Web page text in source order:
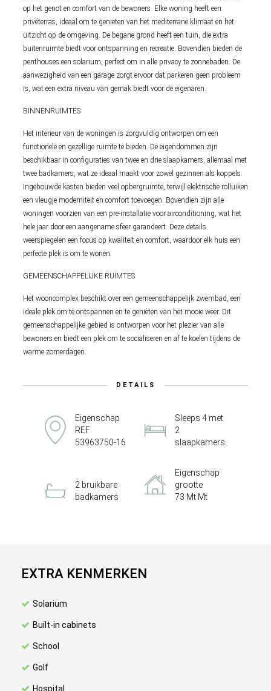
op het genot en comfort van de bewoners. Elke woning heeft een
privéterras, ideaal om te genieten van het mediterrane klimaat en het
uitzicht op de omgeving. De begane grond heeft een tuin, die extra
buitenruimte biedt voor ontspanning en recreatie. Bovendien bieden de
penthouses een solarium, perfect om in alle privacy te zonnebaden. De
aanwezigheid van een garage zorgt ervoor dat parkeren geen probleem
is, wat een extra niveau van gemak biedt voor de eigenaren.
BINNENRUIMTES
Het interieur van de woningen is zorgvuldig ontworpen om een
functionele en gezellige ruimte te bieden. De eigendommen zijn
beschikbaar in configuraties van twee en drie slaapkamers, allemaal met
twee badkamers, wat ze ideaal maakt voor zowel gezinnen als koppels.
Ingebouwde kasten bieden veel opbergruimte, terwijl elektrische rolluiken
een vleugje moderniteit en comfort toevoegen. Bovendien zijn alle
woningen voorzien van een pre-installatie voor airconditioning, wat het
hele jaar door een aangename sfeer garandeert. Deze details
weerspiegelen een focus op kwaliteit en comfort, waardoor elk huis een
perfecte plek is om te wonen.
GEMEENSCHAPPELIJKE RUIMTES
Het wooncomplex beschikt over een gemeenschappelijk zwembad, een
ideale plek om te ontspannen en te genieten van het mooie weer. Dit
gemeenschappelijke gebied is ontworpen voor het plezier van alle
bewoners en biedt een plek om te socialiseren en af te koelen tijdens de
warme zomerdagen.
DETAILS
Eigenschap
REF
53963750-16
Sleeps 4 met
2
slaapkamers
2 bruikbare
badkamers
Eigenschap
grootte
73 Mt Mt
EXTRA KENMERKEN
Solarium
Built-in cabinets
School
Golf
Hospital